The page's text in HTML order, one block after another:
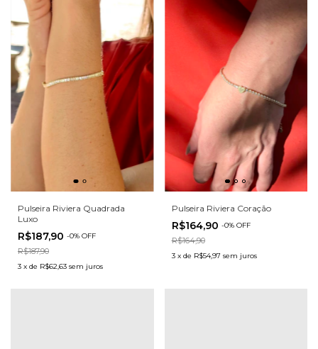
Pulseira Riviera Quadrada
Luxo
R$187,90 -0% OFF
R$187,90
3 x de R$62,63 sem juros
Pulseira Riviera Coração
R$164,90 -0% OFF
R$164,90
3 x de R$54,97 sem juros